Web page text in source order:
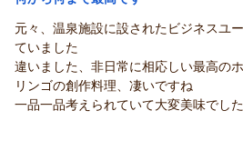
ッフにとりましても何より嬉しいお
また、「スタッフの皆さんお世話にな
言葉を頂戴し、私どものお客様が心地
よう、笑顔でのお迎えやお声掛け、ご
面を大切にしている想いが滞在中の中
ぁ。
高齢の父と母も満足しております。
ありがとうございました。お土産のりん
青森のお宿 ホテルアップルランドからの返
おさば様
ご投稿ありがとうございます。
約30年ぶりのご利用とのことで、フロ
があったかどうかの頃ですね。久しぶ
元々、温泉施設に設されたビジネスユ
ていました
違いました、非日常に相応しい最高の
リンゴの創作料理、凄いですね
一品一品考えられていて大変美味でした
中には「考えすぎだよ！」と微笑まし